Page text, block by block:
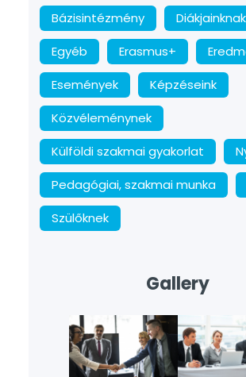
Bázisintézmény
Diákjainknak
Egyéb
Erasmus+
Események
Képzéseink
Közvéleménynek
Külföldi szakmai gyakorlat
Pedagógiai, szakmai munka
Szülőknek
Gallery